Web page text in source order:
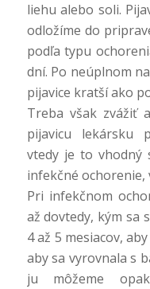
liehu alebo soli.
odložíme do
podľa typu
dní. Po neúplnom
pijavice kratší ako
Treba však zvážiť
pijavicu lekársku
vtedy je to vhodný
infekčné ochorenie,
Pri infekčnom
až dovtedy, kým sa
4 až 5 mesiacov,
aby sa vyrovnala s
ju môžeme